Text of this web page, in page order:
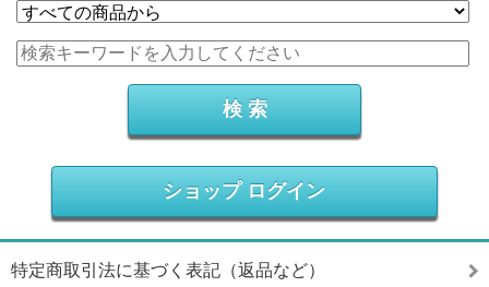
ショップ ログイン
特定商取引法に基づく表記（返品など）